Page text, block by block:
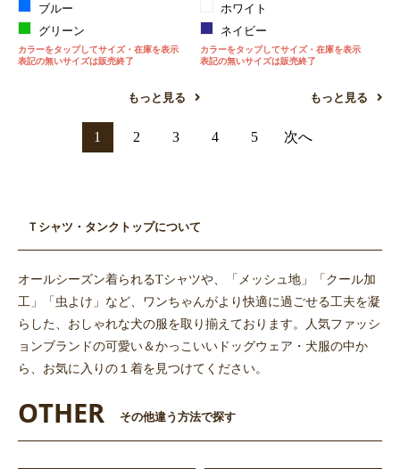
ブルー
グリーン
カラーをタップしてサイズ・在庫を表示
表記の無いサイズは販売終了
もっと見る
ホワイト
ネイビー
カラーをタップしてサイズ・在庫を表示
表記の無いサイズは販売終了
もっと見る
1 2 3 4 5 次へ
Ｔシャツ・タンクトップについて
オールシーズン着られるTシャツや、「メッシュ地」「クール加
工」「虫よけ」など、ワンちゃんがより快適に過ごせる工夫を凝
らした、おしゃれな犬の服を取り揃えております。人気ファッシ
ョンブランドの可愛い＆かっこいいドッグウェア・犬服の中か
ら、お気に入りの１着を見つけてください。
OTHER その他違う方法で探す